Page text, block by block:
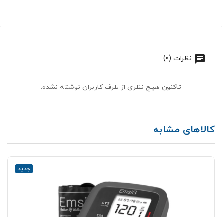
نظرات (0)
تاکنون هیچ نظری از طرف کاربران نوشته نشده.
کالاهای مشابه
جدید